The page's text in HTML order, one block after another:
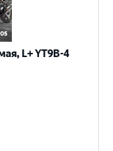
L+ YT9B-4